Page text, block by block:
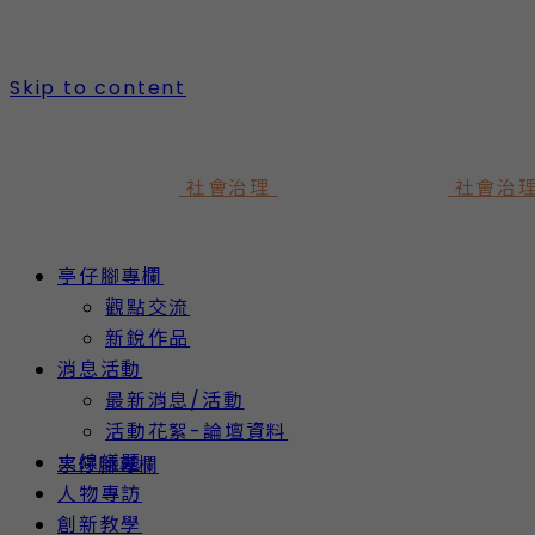
Skip to content
社會治理 社會治
亭仔腳專欄
亭仔腳專欄
觀點交流
新銳作品
消息活動
最新消息/活動
活動花絮-論壇資料
火線議題
人物專訪
創新教學